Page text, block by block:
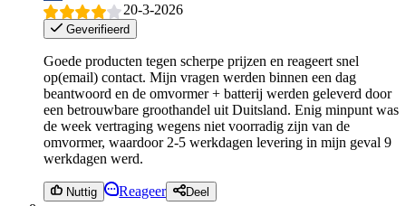
20-3-2026
Geverifieerd
Goede producten tegen scherpe prijzen en reageert snel
op(email) contact. Mijn vragen werden binnen een dag
beantwoord en de omvormer + batterij werden geleverd door
een betrouwbare groothandel uit Duitsland. Enig minpunt was
de week vertraging wegens niet voorradig zijn van de
omvormer, waardoor 2-5 werkdagen levering in mijn geval 9
werkdagen werd.
Nuttig Reageer Deel